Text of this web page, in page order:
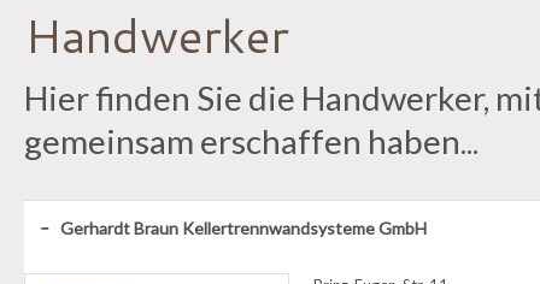
Handwerker
Hier finden Sie die Handwerker,
gemeinsam erschaffen haben...
Gerhardt Braun Kellertrennwandsysteme GmbH